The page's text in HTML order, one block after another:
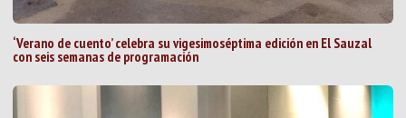
‘Verano de cuento’ celebra su vigesimoséptima edición en El Sauzal
con seis semanas de programación